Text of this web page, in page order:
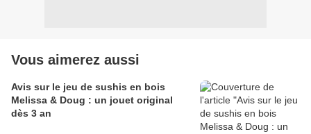
Vous aimerez aussi
Avis sur le jeu de sushis en bois
Melissa & Doug : un jouet original
dès 3 an